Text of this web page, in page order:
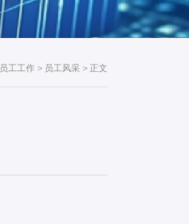
员工工作 > 员工风采 > 正文